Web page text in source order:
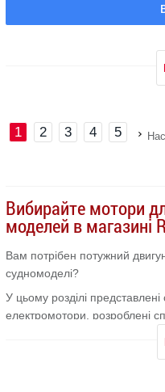
1 2 3 4 5
Вибирайте мотори
моделей в магазині
Вам потрібен потужний
судномоделі?
У цьому розділі представлені
електромотори, розроблені
експлуатаційний ресурс і